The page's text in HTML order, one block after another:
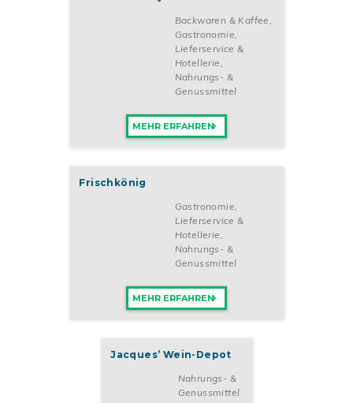
Nutze diese einzigartige Gelegenheit, dein eigenes gesundes
und leckeres Business zu starten. Werde Teil der ADANUS
CIGKÖFTE-Familie und ermögliche anderen außergewöhnliche
und geschmackvolle türkische Erlebnisse.
Backwaren & Kaffee,
Gastronomie,
Lieferservice &
Hotellerie,
Nahrungs- &
Genussmittel
MEHR ERFAHREN
Frischkönig
Gastronomie,
Lieferservice &
Hotellerie,
Nahrungs- &
Genussmittel
MEHR ERFAHREN
Jacques’ Wein-Depot
Nahrungs- &
Genussmittel